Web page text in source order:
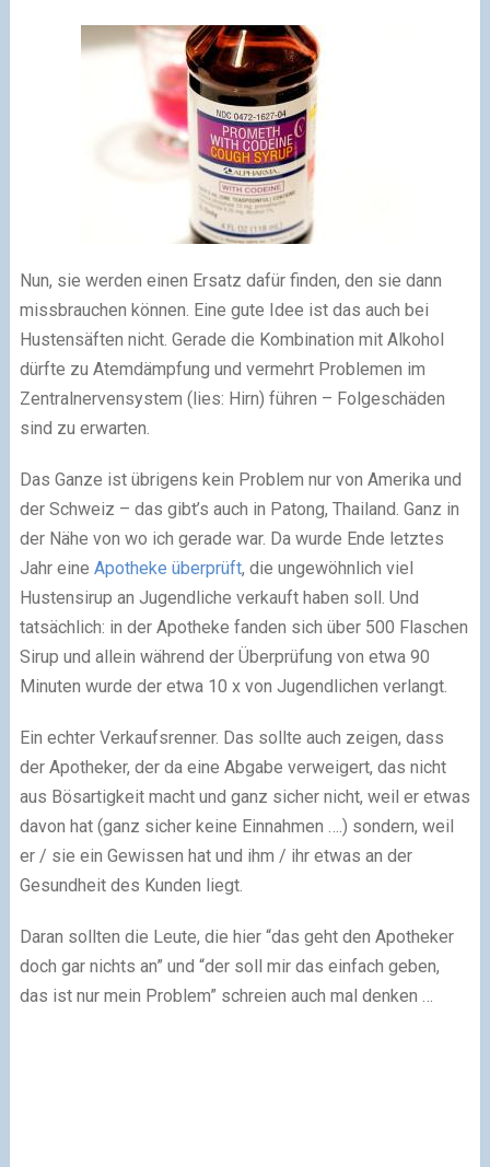
Nun, sie werden einen Ersatz dafür finden, den sie dann
missbrauchen können. Eine gute Idee ist das auch bei
Hustensäften nicht. Gerade die Kombination mit Alkohol
dürfte zu Atemdämpfung und vermehrt Problemen im
Zentralnervensystem (lies: Hirn) führen – Folgeschäden
sind zu erwarten.
Das Ganze ist übrigens kein Problem nur von Amerika und
der Schweiz – das gibt’s auch in Patong, Thailand. Ganz in
der Nähe von wo ich gerade war. Da wurde Ende letztes
Jahr eine Apotheke überprüft, die ungewöhnlich viel
Hustensirup an Jugendliche verkauft haben soll. Und
tatsächlich: in der Apotheke fanden sich über 500 Flaschen
Sirup und allein während der Überprüfung von etwa 90
Minuten wurde der etwa 10 x von Jugendlichen verlangt.
Ein echter Verkaufsrenner. Das sollte auch zeigen, dass
der Apotheker, der da eine Abgabe verweigert, das nicht
aus Bösartigkeit macht und ganz sicher nicht, weil er etwas
davon hat (ganz sicher keine Einnahmen ….) sondern, weil
er / sie ein Gewissen hat und ihm / ihr etwas an der
Gesundheit des Kunden liegt.
Daran sollten die Leute, die hier “das geht den Apotheker
doch gar nichts an” und “der soll mir das einfach geben,
das ist nur mein Problem” schreien auch mal denken …